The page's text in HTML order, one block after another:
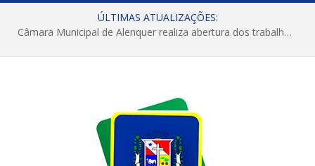
ÚLTIMAS ATUALIZAÇÕES:
Câmara Municipal de Alenquer realiza abertura dos trabalhos do 4º Período Legislativo